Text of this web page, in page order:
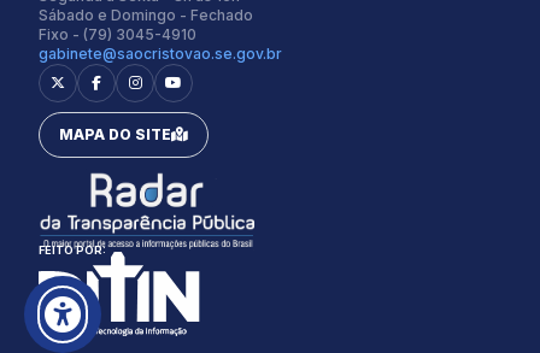
Espaçamento Fonte:
0px
Alterar Tema:
Claro
Sábado e Domingo - Fechado
Fixo - (79) 3045-4910
gabinete@saocristovao.se.gov.br
MAPA DO SITE
FEITO POR: